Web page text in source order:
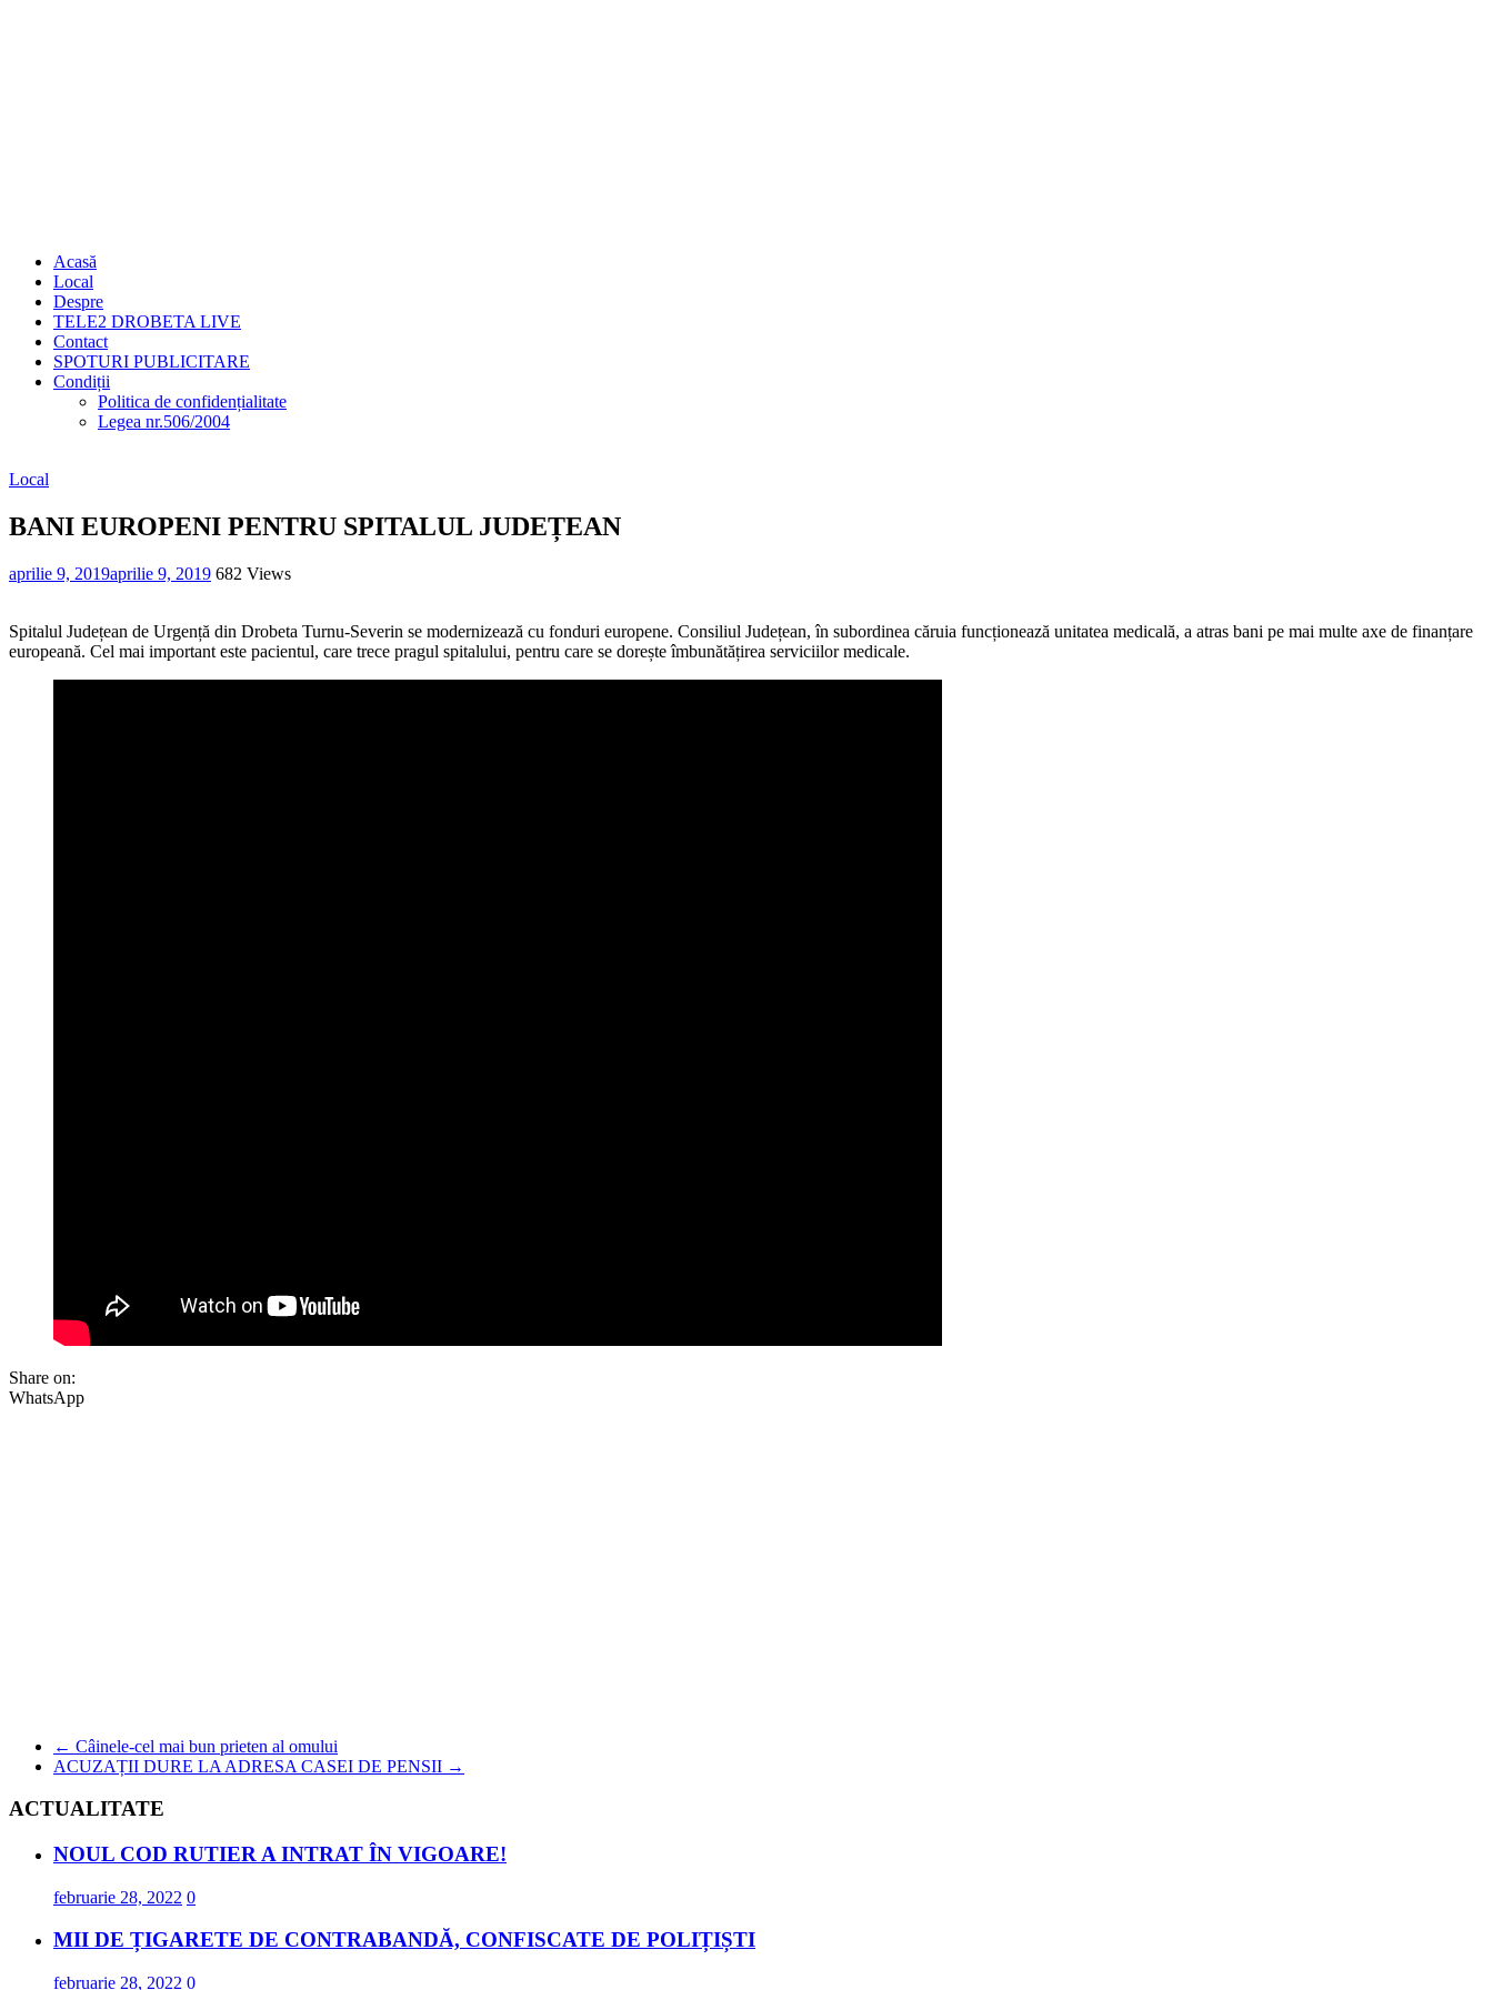
Acasă
Local
Despre
TELE2 DROBETA LIVE
Contact
SPOTURI PUBLICITARE
Condiții
Politica de confidențialitate
Legea nr.506/2004
Local
BANI EUROPENI PENTRU SPITALUL JUDEȚEAN
aprilie 9, 2019aprilie 9, 2019 682 Views
Spitalul Județean de Urgență din Drobeta Turnu-Severin se modernizează cu fonduri europene. Consiliul Județean, în subordinea căruia funcționează unitatea medicală, a atras bani pe mai multe axe de finanțare
europeană. Cel mai important este pacientul, care trece pragul spitalului, pentru care se dorește îmbunătățirea serviciilor medicale.
Share on:
WhatsApp
← Câinele-cel mai bun prieten al omului
ACUZAȚII DURE LA ADRESA CASEI DE PENSII →
ACTUALITATE
NOUL COD RUTIER A INTRAT ÎN VIGOARE!
februarie 28, 2022 0
MII DE ȚIGARETE DE CONTRABANDĂ, CONFISCATE DE POLIȚIȘTI
februarie 28, 2022 0